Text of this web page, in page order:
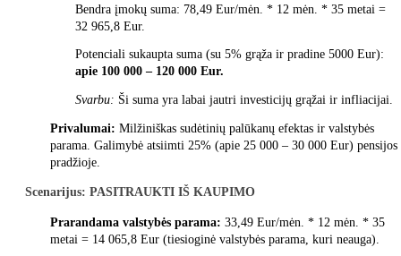
Bendra įmokų suma: 78,49 Eur/mėn. * 12 mėn. * 35 metai =
32 965,8 Eur.
Potenciali sukaupta suma (su 5% grąža ir pradine 5000 Eur):
apie 100 000 – 120 000 Eur.
Svarbu: Ši suma yra labai jautri investicijų grąžai ir infliacijai.
Privalumai: Milžiniškas sudėtinių palūkanų efektas ir valstybės
parama. Galimybė atsiimti 25% (apie 25 000 – 30 000 Eur) pensijos
pradžioje.
Scenarijus: PASITRAUKTI IŠ KAUPIMO
Prarandama valstybės parama: 33,49 Eur/mėn. * 12 mėn. * 35
metai = 14 065,8 Eur (tiesioginė valstybės parama, kuri neauga).